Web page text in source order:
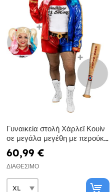
Γυναικεία στολή Χάρλεϊ Κουίν
σε μεγάλα μεγέθη με περούκα
και φουσκωτό ρόπαλο -
Ομάδα Αυτοκτονίας
60,99 €
ΔΙΑΘΈΣΙΜΟ